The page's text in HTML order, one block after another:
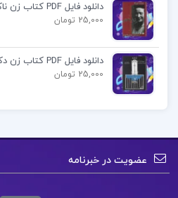
دانلود فایل PDF کتاب زن ناکام سیمون دوبوآر
25,000 تومان
دانلود فایل PDF کتاب زن دکتر علی شریعتی
25,000 تومان
عضویت در خبرنامه